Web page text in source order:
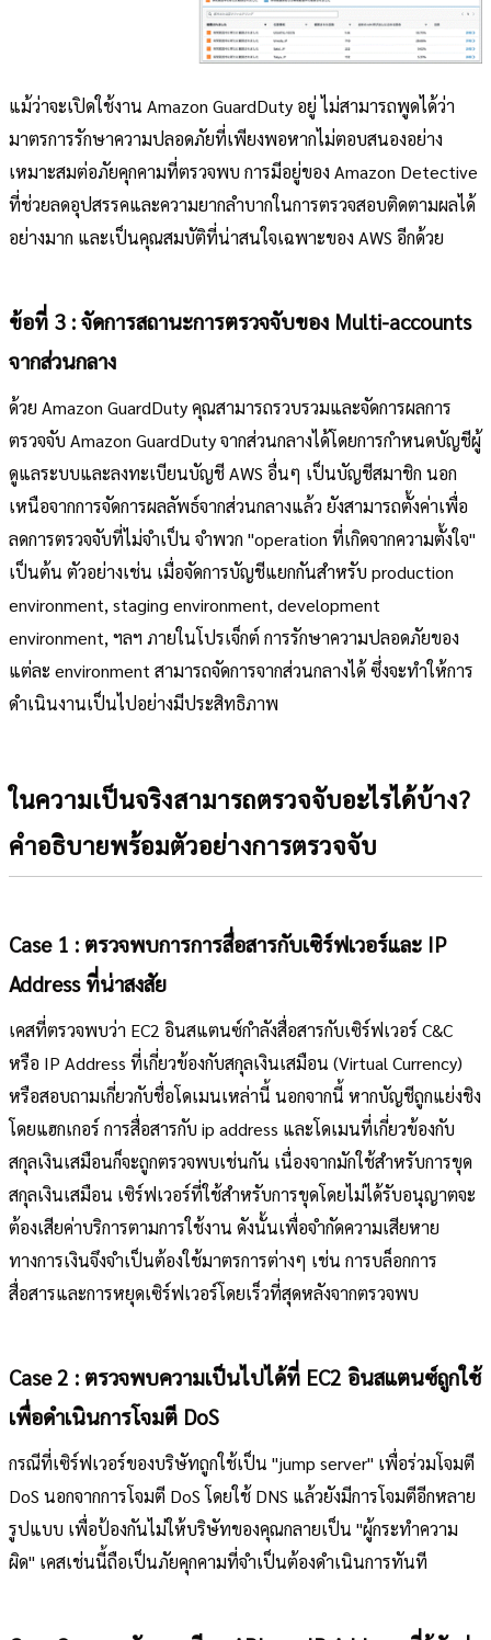
แม้ว่าจะเปิดใช้งาน Amazon GuardDuty อยู่ ไม่สามารถพูดได้ว่า
มาตรการรักษาความปลอดภัยที่เพียงพอหากไม่ตอบสนองอย่าง
เหมาะสมต่อภัยคุกคามที่ตรวจพบ การมีอยู่ของ Amazon Detective
ที่ช่วยลดอุปสรรคและความยากลำบากในการตรวจสอบติดตามผลได้
อย่างมาก และเป็นคุณสมบัติที่น่าสนใจเฉพาะของ AWS อีกด้วย
ข้อที่ 3 : จัดการสถานะการตรวจจับของ Multi-accounts
จากส่วนกลาง
ด้วย Amazon GuardDuty คุณสามารถรวบรวมและจัดการผลการ
ตรวจจับ Amazon GuardDuty จากส่วนกลางได้โดยการกำหนดบัญชีผู้
ดูแลระบบและลงทะเบียนบัญชี AWS อื่นๆ เป็นบัญชีสมาชิก นอก
เหนือจากการจัดการผลลัพธ์จากส่วนกลางแล้ว ยังสามารถตั้งค่าเพื่อ
ลดการตรวจจับที่ไม่จำเป็น จำพวก "operation ที่เกิดจากความตั้งใจ"
เป็นต้น ตัวอย่างเช่น เมื่อจัดการบัญชีแยกกันสำหรับ production
environment, staging environment, development
environment, ฯลฯ ภายในโปรเจ็กต์ การรักษาความปลอดภัยของ
แต่ละ environment สามารถจัดการจากส่วนกลางได้ ซึ่งจะทำให้การ
ดำเนินงานเป็นไปอย่างมีประสิทธิภาพ
ในความเป็นจริงสามารถตรวจจับอะไรได้บ้าง?
คำอธิบายพร้อมตัวอย่างการตรวจจับ
Case 1 : ตรวจพบการการสื่อสารกับเซิร์ฟเวอร์และ IP
Address ที่น่าสงสัย
เคสที่ตรวจพบว่า EC2 อินสแตนซ์กำลังสื่อสารกับเซิร์ฟเวอร์ C&C
หรือ IP Address ที่เกี่ยวข้องกับสกุลเงินเสมือน (Virtual Currency)
หรือสอบถามเกี่ยวกับชื่อโดเมนเหล่านี้ นอกจากนี้ หากบัญชีถูกแย่งชิง
โดยแฮกเกอร์ การสื่อสารกับ ip address และโดเมนที่เกี่ยวข้องกับ
สกุลเงินเสมือนก็จะถูกตรวจพบเช่นกัน เนื่องจากมักใช้สำหรับการขุด
สกุลเงินเสมือน เซิร์ฟเวอร์ที่ใช้สำหรับการขุดโดยไม่ได้รับอนุญาตจะ
ต้องเสียค่าบริการตามการใช้งาน ดังนั้นเพื่อจำกัดความเสียหาย
ทางการเงินจึงจำเป็นต้องใช้มาตรการต่างๆ เช่น การบล็อกการ
สื่อสารและการหยุดเซิร์ฟเวอร์โดยเร็วที่สุดหลังจากตรวจพบ
Case 2 : ตรวจพบความเป็นไปได้ที่ EC2 อินสแตนซ์ถูกใช้
เพื่อดำเนินการโจมตี DoS
กรณีที่เซิร์ฟเวอร์ของบริษัทถูกใช้เป็น "jump server" เพื่อร่วมโจมตี
DoS นอกจากการโจมตี DoS โดยใช้ DNS แล้วยังมีการโจมตีอีกหลาย
รูปแบบ เพื่อป้องกันไม่ให้บริษัทของคุณกลายเป็น "ผู้กระทำความ
ผิด" เคสเช่นนี้ถือเป็นภัยคุกคามที่จำเป็นต้องดำเนินการทันที